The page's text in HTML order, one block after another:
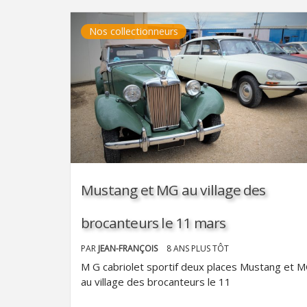
Nos collectionneurs
Mustang et MG au village des
brocanteurs le 11 mars
PAR JEAN-FRANÇOIS 8 ANS PLUS TÔT
M G cabriolet sportif deux places Mustang et
au village des brocanteurs le 11